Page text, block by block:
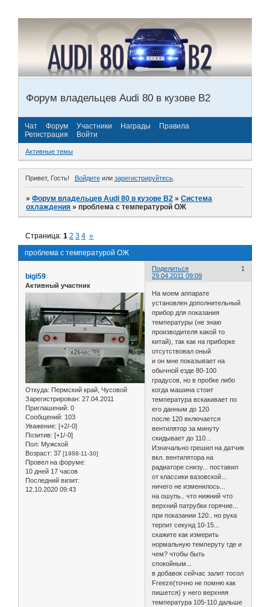
Форум владельцев Audi 80 в кузове В2
Чат Форум Участники Награды
Правила
Регистрация
Войти
Активные темы
Привет, Гость! Войдитеили зарегистрируйтесь.
»Форум владельцев Audi 80 в кузове В2 »Система
охлаждения »проблема с температурой ОЖ
проблема с температурой ОЖ
Страница:1 2 3 4 »
Поделиться
1
29.04.2011 09:09
bigi59
Активный участник
Откуда: Пермский край, Чусовой
Зарегистрирован: 27.04.2011
Приглашений: 0
Сообщений: 103
Уважение: [+2/-0]
Позитив: [+1/-0]
Пол: Мужской
Возраст: 37 [1988-11-30]
Провел на форуме:
10 дней 17 часов
Последний визит:
12.10.2020 09:43
На моем аппарате
установлен дополнительный
прибор для показания
температуры (не знаю
производителя какой то
китай), так как на приборке
отсутствовал оный
и он мне показывает на
обычной езде 80-100
градусов, но в пробке либо
когда машина стоит
температура вскакивает по
его данным до 120
после 120 включается
вентилятор за минуту
скидывает до 110...
Изначально грешил на датчик
вкл. вентилятора на
радиаторе снизу... поставил
от классики вазовской...
ничего не изменилось...
на ошупь.. что нижний что
верхний патрубки горячие...
при показании 120.. но рука
терпит секунд 10-15...
скажите как измерить
нормальную темперуту где и
чем? чтобы быть
спокойным...
в добавок сейчас залит тосол
Freeze(точно не помню как
пишется) у него верхняя
температура 105-110 дальше